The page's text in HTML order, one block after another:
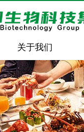
关于我们